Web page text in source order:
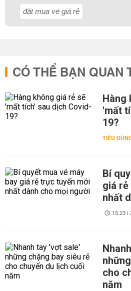
đặt mua vé giá rẻ
CÓ THỂ BẠN QUAN
Hàng
'mất
19?
TIÊU
Bí
giá
nhất
15:23 |
cho
năm